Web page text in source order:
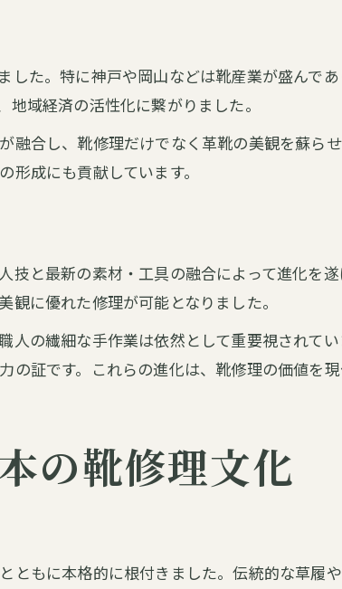
現代に息づく靴修理の魅力とその背景
現代靴修理が持つ歴史的な価値と意義
靴修理の伝統が今も愛される理由を解説
靴修理と日本の履物文化が織りなす未来
した。特に神戸や岡山などは靴産業が盛んで
域経済の活性化に繋がりました。
融合し、靴修理だけでなく革靴の美観を蘇ら
成にも貢献しています。
技と最新の素材・工具の融合によって進化を
に優れた修理が可能となりました。
人の繊細な手作業は依然として重要視されて
証です。これらの進化は、靴修理の価値を
の靴修理文化
ともに本格的に根付きました。伝統的な草履
お問い合わせはこちら
お問い合わせはこちら